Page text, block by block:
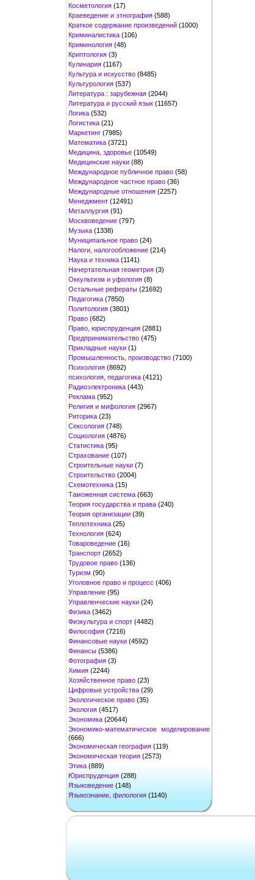
Косметология (17)
Краеведение и этнография (588)
Краткое содержание произведений (1000)
Криминалистика (106)
Криминология (48)
Криптология (3)
Кулинария (1167)
Культура и искусство (8485)
Культурология (537)
Литература : зарубежная (2044)
Литература и русский язык (11657)
Логика (532)
Логистика (21)
Маркетинг (7985)
Математика (3721)
Медицина, здоровье (10549)
Медицинские науки (88)
Международное публичное право (58)
Международное частное право (36)
Международные отношения (2257)
Менеджмент (12491)
Металлургия (91)
Москвоведение (797)
Музыка (1338)
Муниципальное право (24)
Налоги, налогообложение (214)
Наука и техника (1141)
Начертательная геометрия (3)
Оккультизм и уфология (8)
Остальные рефераты (21692)
Педагогика (7850)
Политология (3801)
Право (682)
Право, юриспруденция (2881)
Предпринимательство (475)
Прикладные науки (1)
Промышленность, производство (7100)
Психология (8692)
психология, педагогика (4121)
Радиоэлектроника (443)
Реклама (952)
Религия и мифология (2967)
Риторика (23)
Сексология (748)
Социология (4876)
Статистика (95)
Страхование (107)
Строительные науки (7)
Строительство (2004)
Схемотехника (15)
Таможенная система (663)
Теория государства и права (240)
Теория организации (39)
Теплотехника (25)
Технология (624)
Товароведение (16)
Транспорт (2652)
Трудовое право (136)
Туризм (90)
Уголовное право и процесс (406)
Управление (95)
Управленческие науки (24)
Физика (3462)
Физкультура и спорт (4482)
Философия (7216)
Финансовые науки (4592)
Финансы (5386)
Фотография (3)
Химия (2244)
Хозяйственное право (23)
Цифровые устройства (29)
Экологическое право (35)
Экология (4517)
Экономика (20644)
Экономико-математическое моделирование
(666)
Экономическая география (119)
Экономическая теория (2573)
Этика (889)
Юриспруденция (288)
Языковедение (148)
Языкознание, филология (1140)